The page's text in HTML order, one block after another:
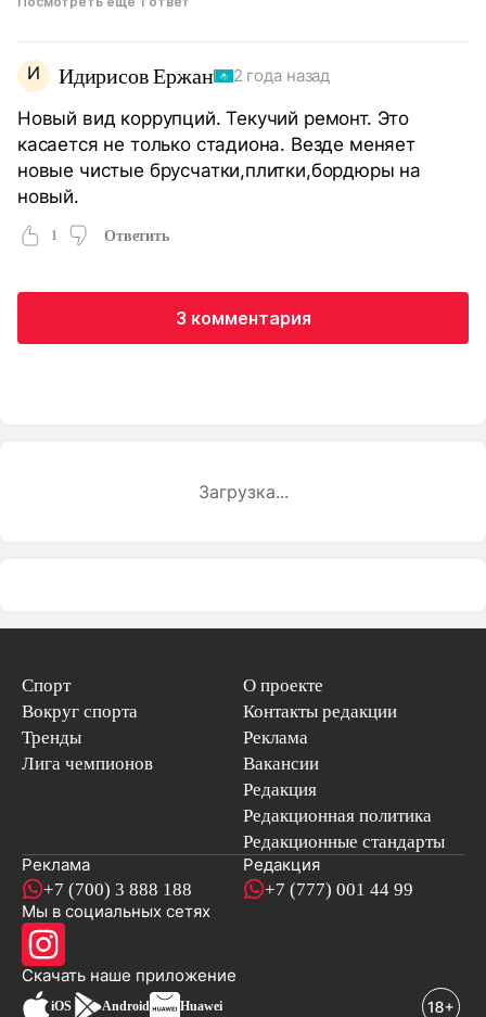
И Идирисов Ержан 2 года назад
Новый вид коррупций. Текучий ремонт. Это
касается не только стадиона. Везде меняет
новые чистые брусчатки,плитки,бордюры на
новый.
1 Ответить
3 комментария
Загрузка...
Спорт
Вокруг спорта
Тренды
Лига чемпионов
О проекте
Контакты редакции
Реклама
Вакансии
Редакция
Редакционная политика
Редакционные стандарты
Реклама
+7 (700) 3 888 188
Редакция
+7 (777) 001 44 99
Мы в социальных сетях
Скачать наше приложениеновостей
iOS Android Huawei